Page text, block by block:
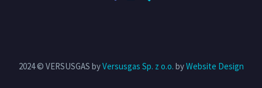
2024 © VERSUSGAS byVersusgas Sp. z o.o. byWebsite Design